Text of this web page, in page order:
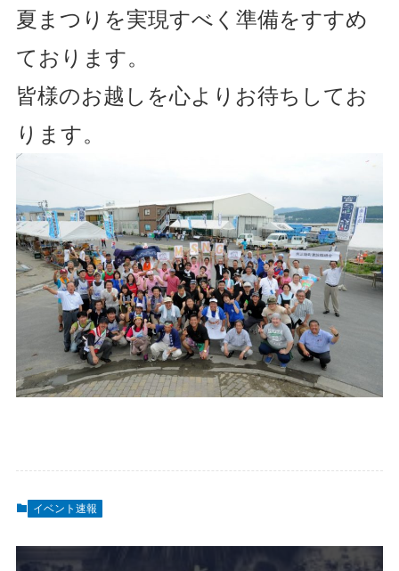
夏まつりを実現すべく準備をすすめ
ております。
皆様のお越しを心よりお待ちしてお
ります。
イベント速報